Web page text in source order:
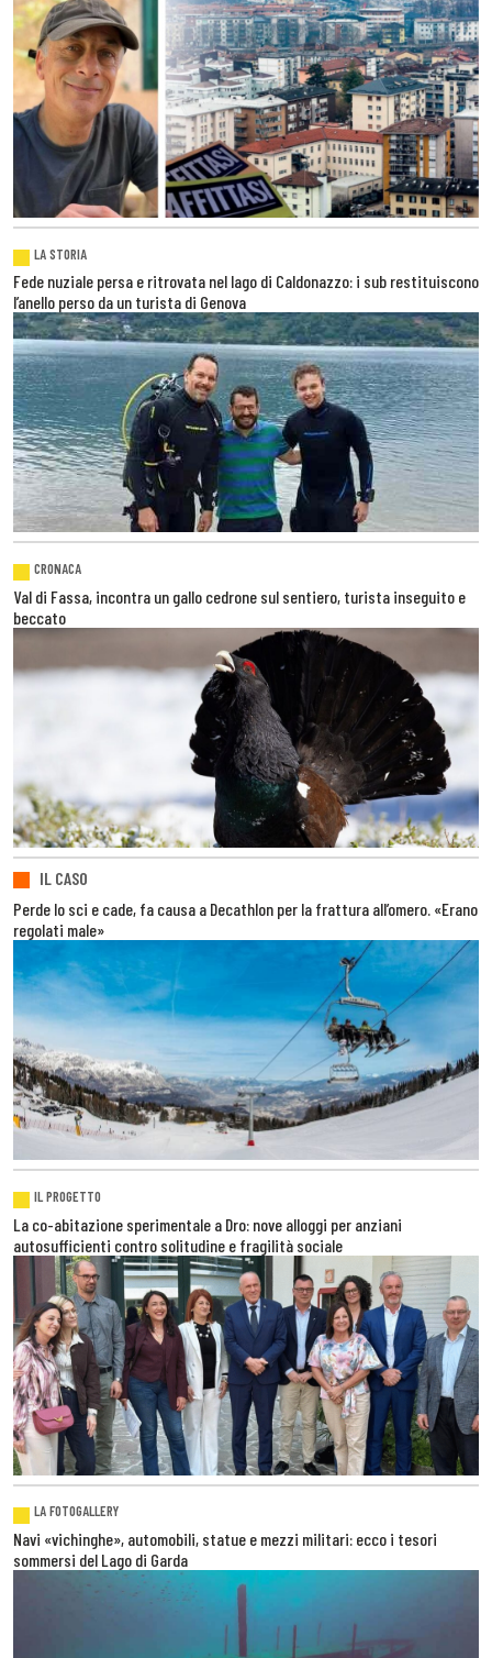
LA STORIA
Fede nuziale persa e ritrovata nel lago di Caldonazzo: i sub restituiscono
l’anello perso da un turista di Genova
CRONACA
Val di Fassa, incontra un gallo cedrone sul sentiero, turista inseguito e
beccato
IL CASO
Perde lo sci e cade, fa causa a Decathlon per la frattura all’omero. «Erano
regolati male»
IL PROGETTO
La co-abitazione sperimentale a Dro: nove alloggi per anziani
autosufficienti contro solitudine e fragilità sociale
LA FOTOGALLERY
Navi «vichinghe», automobili, statue e mezzi militari: ecco i tesori
sommersi del Lago di Garda